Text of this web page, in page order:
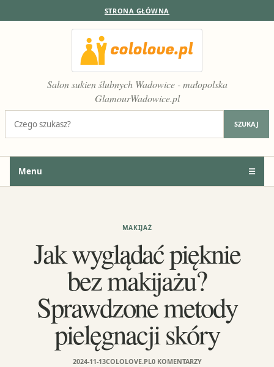
STRONA GŁÓWNA
Salon sukien ślubnych Wadowice - małopolska
GlamourWadowice.pl
SZUKAJ
Menu ☰
MAKIJAŻ
Jak wyglądać pięknie
bez makijażu?
Sprawdzone metody
pielęgnacji skóry
2024-11-13COLOLOVE.PL0 KOMENTARZY